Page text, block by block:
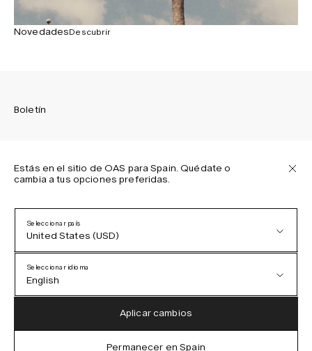
NovedadesDescubrir
Boletín
Suscríbete para recibir las últimas novedades sobre las
Política de privacidad
Términos y condiciones
Accesibilidad
Política de cookies
Estás en el sitio de OAS para Spain. Quédate o
cambia a tus opciones preferidas.
Seleccionar país
United States (USD)
Austria (EUR)
Seleccionar idioma
English
German
Aplicar cambios
Permanecer en Spain